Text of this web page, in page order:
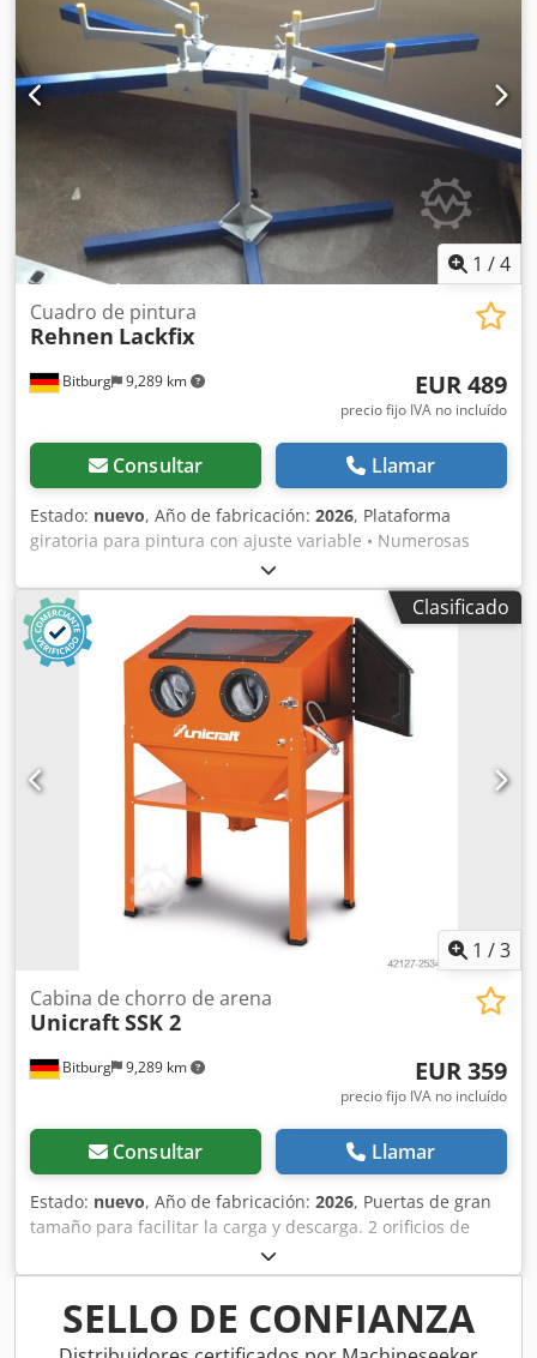
instalaciones. Se permite la inspección. Csdpfx Aezpzqtok
1 /4
Bitburg 9,289 km
Cuadro de pintura
Rehnen Lackfix
EUR 489
precio fijo IVA no incluído
Consultar Llamar
Estado: nuevo, Año de fabricación: 2026, Plataforma
giratoria para pintura con ajuste variable • Numerosas
posibilidades de ajuste para piezas pequeñas y grandes
de material sólido • Estable • Puede ser operada por una
sola persona, es giratoria y cuenta con brazos extensibles
fijos y brazos oscilantes ajustables • Altura ajustable Datos
técnicos: Longitud: máx. 1850 mm Ancho: máx. 800 mm
Cjdsbzmagepfx Ak Eoha Altura: 1000 – 1300 mm Capacidad
de carga: 300 kg Producto de alta calidad Puede ser
enviado por nosotros a través de UPS. Deberá ser
ensamblado posteriormente. Ubicación: Almacén de
Bitburg
Clasificado
1 /3
Bitburg 9,289 km
Cabina de chorro de arena
UnicraftSSK 2
EUR 359
precio fijo IVA no incluído
Consultar Llamar
Estado: nuevo, Año de fabricación: 2026, Puertas de gran
tamaño para facilitar la carga y descarga. 2 orificios de
extracción (1 conexión de extracción de ø 92 mm y 1 tubo
de extracción de ø 64 mm) para la conexión de un sistema
de aspiración. Cabinas de granallado para trabajos de
granallado limpios sin contaminar el entorno de trabajo.
Apta para diferentes materiales de granallado, por
SELLO DE CONFIANZA